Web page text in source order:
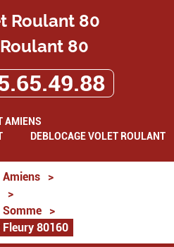
80
AMIENS
DEBLOCAGE VOLET ROULANT
Amiens
>
>
Somme
>
80160